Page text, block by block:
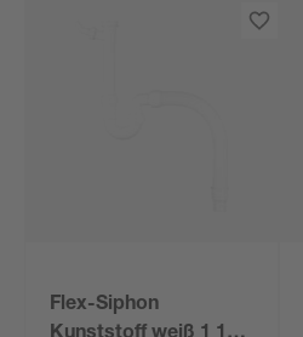
Flex-Siphon